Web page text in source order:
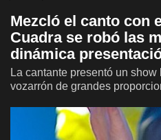
Mezcló el canto con
Cuadra se robó las
dinámica
La cantante presentó un
vozarrón de grandes